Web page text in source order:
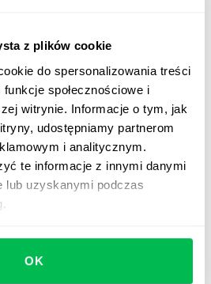
z plików cookie
do spersonalizowania treści
społecznościowe i
witrynie. Informacje o tym, jak
udostępniamy partnerom
i analitycznym.
te informacje z innymi danymi
lub uzyskanymi podczas
OK